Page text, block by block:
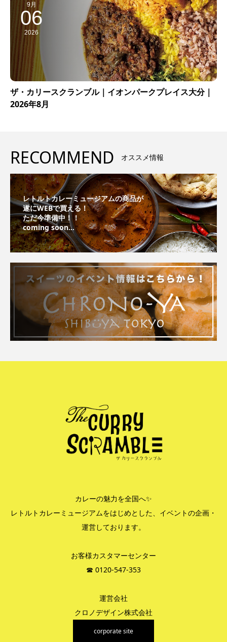
9月
06
2026
ザ・カリースクランブル｜イオンパークプレイス大分｜
2026年8月
RECOMMEND オススメ情報
レトルトカレーミュージアムの商品が
遂にWEBで買える！
ただ今準備中！！
coming soon...
カレーの魅力を全国へ✨
レトルトカレーミュージアムをはじめとした、イベントの企画・
運営しております。
お客様カスタマーセンター
☎︎ 0120-547-353
運営会社
クロノデザイン株式会社
corporate site